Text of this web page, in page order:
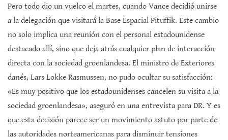
Pero todo dio un vuelco el martes, cuando Vance decidió unirse
a la delegación que visitará la Base Espacial Pituffik. Este cambio
no solo implica una reunión con el personal estadounidense
destacado allí, sino que deja atrás cualquier plan de interacción
directa con la sociedad groenlandesa. El ministro de Exteriores
danés, Lars Lokke Rasmussen, no pudo ocultar su satisfacción:
«Es muy positivo que los estadounidenses cancelen su visita a la
sociedad groenlandesa», aseguró en una entrevista para DR. Y es
que esta decisión parece ser un movimiento astuto por parte de
las autoridades norteamericanas para disminuir tensiones